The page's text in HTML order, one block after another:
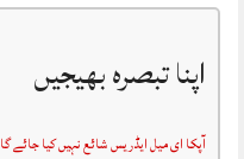
اپنا تبصرہ بھیجیں
آپکا ای میل ایڈریس شائع نہیں کیا جائے گا